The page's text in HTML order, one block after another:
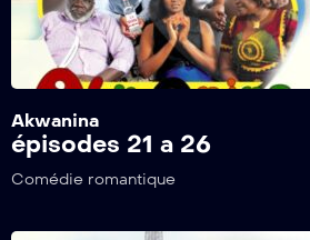
Akwanina
épisodes 21 a 26
Comédie romantique